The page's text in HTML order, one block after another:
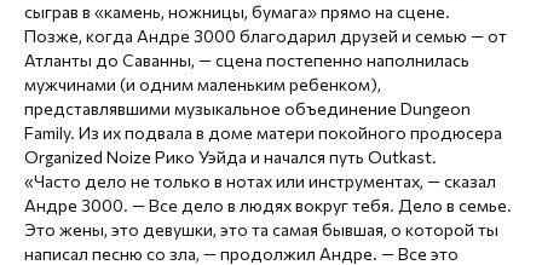
сыграв в «камень, ножницы, бумага» прямо на сцене.
Позже, когда Андре 3000 благодарил друзей и семью — от
Атланты до Саванны, — сцена постепенно наполнилась
мужчинами (и одним маленьким ребенком),
представлявшими музыкальное объединение Dungeon
Family. Из их подвала в доме матери покойного продюсера
Organized Noize Рико Уэйда и начался путь Outkast.
«Часто дело не только в нотах или инструментах, — сказал
Андре 3000. — Все дело в людях вокруг тебя. Дело в семье.
Это жены, это девушки, это та самая бывшая, о которой ты
написал песню со зла, — продолжил Андре. — Все это